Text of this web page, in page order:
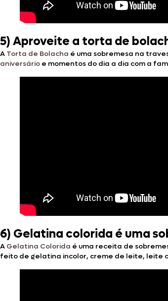
5) Aproveite a torta de
A Torta de Bolacha é uma sobremesa na
aniversário e momentos do dia a dia com a
6) Gelatina colorida é uma
A Gelatina Colorida é uma receita de
feito de gelatina incolor, creme de leite, leite